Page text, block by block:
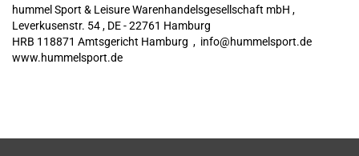
hummel Sport & Leisure Warenhandelsgesellschaft mbH ,
Leverkusenstr. 54 , DE - 22761 Hamburg
HRB 118871 Amtsgericht Hamburg , info@hummelsport.de
www.hummelsport.de